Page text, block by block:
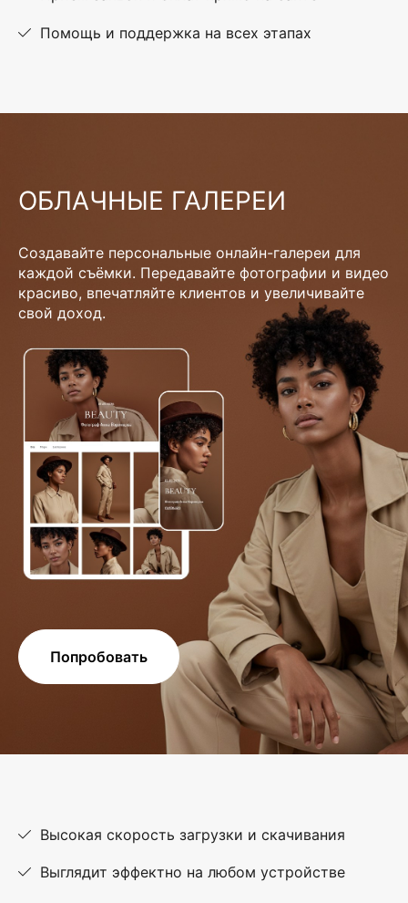
Помощь и поддержка на всех этапах
ОБЛАЧНЫЕ ГАЛЕРЕИ
Создавайте персональные онлайн-галереи для
каждой съёмки. Передавайте фотографии и видео
красиво, впечатляйте клиентов и увеличивайте
свой доход.
Попробовать
Высокая скорость загрузки и скачивания
Выглядит эффектно на любом устройстве